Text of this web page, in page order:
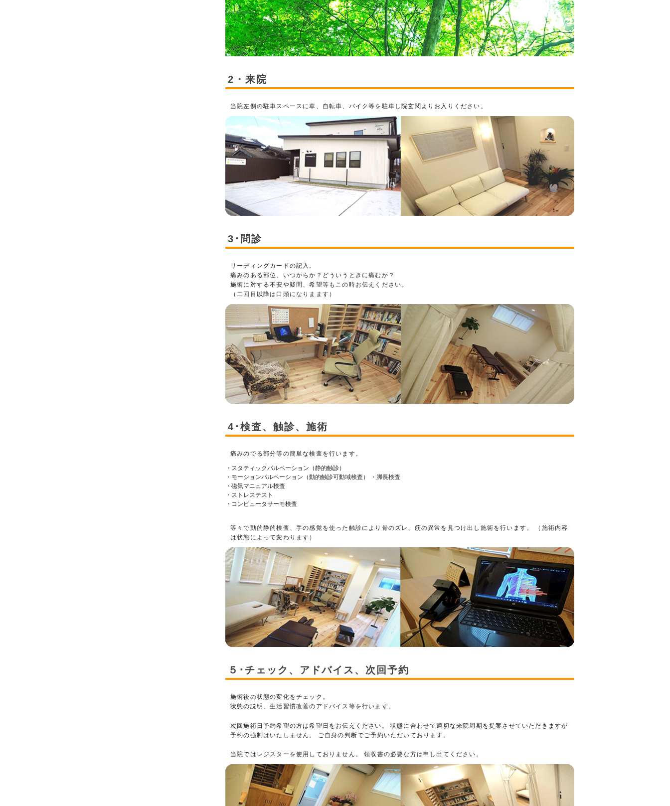
2・来院
当院左側の駐車スペースに車、自転車、バイク等を駐車し院玄関よりお入りください。
3･問診
リーディングカードの記入。
痛みのある部位、いつからか？どういうときに痛むか？
施術に対する不安や疑問、希望等もこの時お伝えください。
（二回目以降は口頭になりまます）
4･検査、触診、施術
痛みのでる部分等の簡単な検査を行います。
・スタティックパルペーション（静的触診）
・モーションパルペーション（動的触診可動域検査） ・脚長検査
・磁気マニュアル検査
・ストレステスト
・コンピュータサーモ検査
等々で動的静的検査、手の感覚を使った触診により骨のズレ、筋の異常を見つけ出し施術を行います。 （施術内容
は状態によって変わります）
５･チェック、アドバイス、次回予約
施術後の状態の変化をチェック。
状態の説明、生活習慣改善のアドバイス等を行います。
次回施術日予約希望の方は希望日をお伝えください。 状態に合わせて適切な来院周期を提案させていただきますが
予約の強制はいたしません。 ご自身の判断でご予約いただいております。
当院ではレジスターを使用しておりません。 領収書の必要な方は申し出てください。